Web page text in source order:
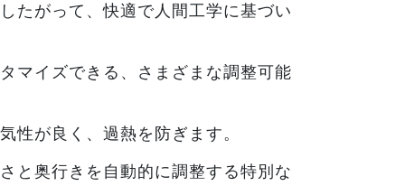
たがって、快適で人間工学に基づい
マイズできる、さまざまな調整可能
性が良く、過熱を防ぎます。
と奥行きを自動的に調整する特別な